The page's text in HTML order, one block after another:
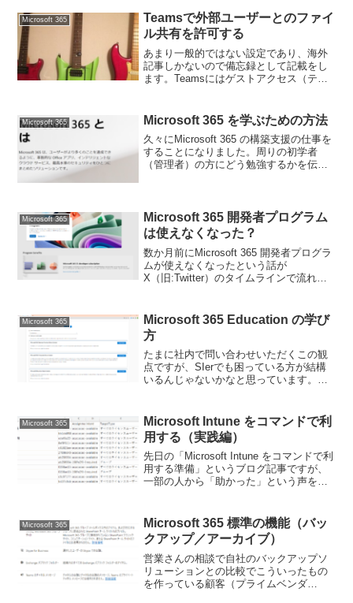
Microsoft 365
Teamsで外部ユーザーとのファイ
ル共有を許可する
あまり一般的ではない設定であり、海外
記事しかないので備忘録として記載をし
ます。Teamsにはゲストアクセス（テナ
要）の2つがあります。外部アクセスはセ
キュリティの観点か...
Microsoft 365 Microsoft 365 を学ぶための方法
久々にMicrosoft 365 の構築支援の仕事を
することになりました。周りの初学者
（管理者）の方にどう勉強するかを伝え
X（Twitt...
Microsoft 365
Microsoft 365 開発者プログラム
は使えなくなった？
数か月前にMicrosoft 365 開発者プログラ
ムが使えなくなったという話が
X（旧:Twitter）のタイムラインで流れて
が無いとM3...
Microsoft 365
Microsoft 365 Education の学び
方
たまに社内で問い合わせいただくこの観
点ですが、SIerでも困っている方が結構
いるんじゃないかなと思っています。雑
ISVなどの方をターゲットにした記事で
す。実利用者へ...
Microsoft 365
Microsoft Intune をコマンドで利
用する（実践編）
先日の「Microsoft Intune をコマンドで利
用する準備」というブログ記事ですが、
一部の人から「助かった」という声をい
ただきました。前回は接続するところの
ポイ...
Microsoft 365
Microsoft 365 標準の機能（バッ
クアップ／アーカイブ）
営業さんの相談で自社のバックアップソ
リューションとの比較でこういったもの
を作っている顧客（プライムベンダ